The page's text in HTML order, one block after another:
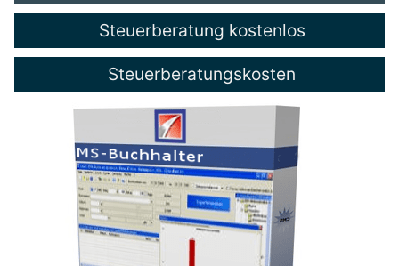
Steuerberatung kostenlos
Steuerberatungskosten